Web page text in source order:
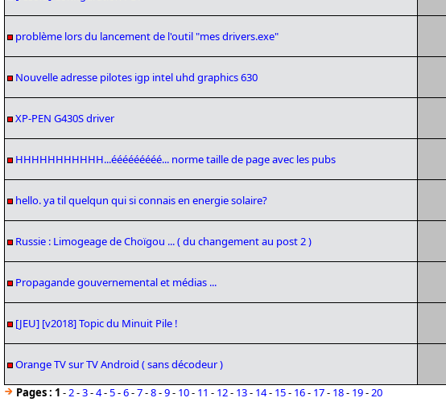
problème lors du lancement de l'outil "mes drivers.exe"
Nouvelle adresse pilotes igp intel uhd graphics 630
XP-PEN G430S driver
HHHHHHHHHHH...ééééééééé... norme taille de page avec les pubs
hello. ya til quelqun qui si connais en energie solaire?
Russie : Limogeage de Choïgou ... ( du changement au post 2 )
Propagande gouvernemental et médias ...
[JEU] [v2018] Topic du Minuit Pile !
Orange TV sur TV Android ( sans décodeur )
Pages : 1 -2-3-4-5-6-7-8-9- 10- 11 - 12- 13- 14- 15- 16- 17- 18- 19-20